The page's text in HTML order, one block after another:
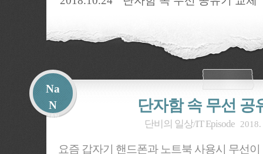
Na
N
단자함 속 무선 공
단비의 일상/IT Episode
요즘 갑자기 핸드폰과 노트북 사용시 무선